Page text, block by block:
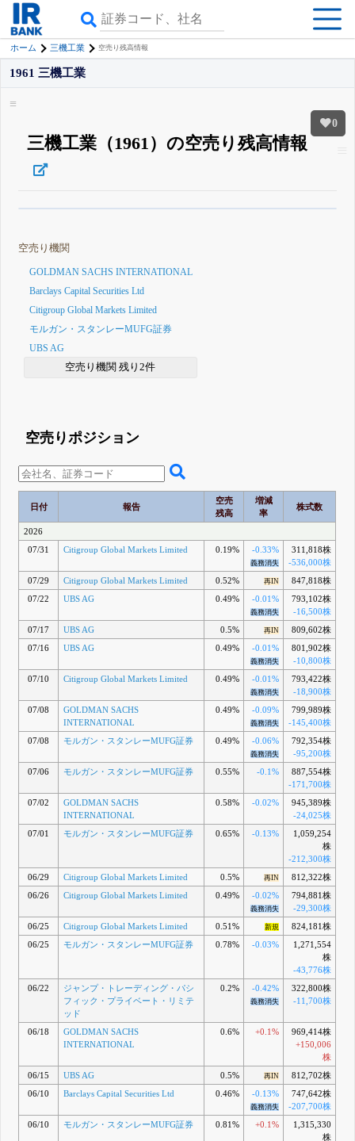
ホーム 三機工業 空売り残高情報
0
1961 三機工業
三機工業（1961）の空売り残高情報
登録すると永久30%OFFと米株版の先行利用も付きます
空売り機関
GOLDMAN SACHS INTERNATIONAL
Barclays Capital Securities Ltd
Citigroup Global Markets Limited
モルガン・スタンレーMUFG証券
UBS AG
空売り機関 残り2件
空売りポジション
日付 報告
空売
残高
増減
率
株式数
2026
07/31
Citigroup Global Markets Limited 0.19% -0.33%
義務消失
311,818株
-536,000株
07/29
Citigroup Global Markets Limited 0.52% 再IN
847,818株
07/22
UBS AG 0.49% -0.01%
義務消失
793,102株
-16,500株
07/17
UBS AG 0.5% 再IN
809,602株
07/16
UBS AG 0.49% -0.01%
義務消失
801,902株
-10,800株
07/10
Citigroup Global Markets Limited 0.49% -0.01%
義務消失
793,422株
-18,900株
07/08
GOLDMAN SACHS
INTERNATIONAL
0.49% -0.09%
義務消失
799,989株
-145,400株
07/08
モルガン・スタンレーMUFG証券 0.49% -0.06%
義務消失
792,354株
-95,200株
07/06
モルガン・スタンレーMUFG証券 0.55% -0.1%
887,554株
-171,700株
07/02
GOLDMAN SACHS
INTERNATIONAL
0.58% -0.02%
945,389株
-24,025株
07/01
モルガン・スタンレーMUFG証券 0.65% -0.13%
1,059,254
株
-212,300株
06/29
Citigroup Global Markets Limited 0.5% 再IN
812,322株
06/26
Citigroup Global Markets Limited 0.49% -0.02%
義務消失
794,881株
-29,300株
06/25
Citigroup Global Markets Limited 0.51% 新規
824,181株
06/25
モルガン・スタンレーMUFG証券 0.78% -0.03%
1,271,554
株
-43,776株
06/22
ジャンプ・トレーディング・パシ
フィック・プライベート・リミテ
ッド
0.2% -0.42%
義務消失
322,800株
-11,700株
06/18
GOLDMAN SACHS
INTERNATIONAL
0.6% +0.1%
969,414株
+150,006
株
06/15
UBS AG 0.5% 再IN
812,702株
06/10
Barclays Capital Securities Ltd 0.46% -0.13%
義務消失
747,642株
-207,700株
06/10
モルガン・スタンレーMUFG証券 0.81% +0.1%
1,315,330
株